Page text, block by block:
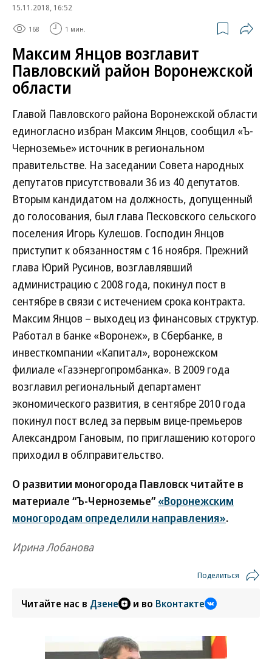
15.11.2018, 16:52
168 1 мин.
Максим Янцов возглавит
Павловский район Воронежской
области
Главой Павловского района Воронежской области
единогласно избран Максим Янцов, сообщил «Ъ-
Черноземье» источник в региональном
правительстве. На заседании Совета народных
депутатов присутствовали 36 из 40 депутатов.
Вторым кандидатом на должность, допущенный
до голосования, был глава Песковского сельского
поселения Игорь Кулешов. Господин Янцов
приступит к обязанностям с 16 ноября. Прежний
глава Юрий Русинов, возглавлявший
администрацию с 2008 года, покинул пост в
сентябре в связи с истечением срока контракта.
Максим Янцов – выходец из финансовых структур.
Работал в банке «Воронеж», в Сбербанке, в
инвесткомпании «Капитал», воронежском
филиале «Газэнергопромбанка». В 2009 года
возглавил региональный департамент
экономического развития, в сентябре 2010 года
покинул пост вслед за первым вице-премьеров
Александром Гановым, по приглашению которого
приходил в облправительство.
О развитии моногорода Павловск читайте в
материале “Ъ-Черноземье” «Воронежским
моногородам определили направления».
Ирина Лобанова
Поделиться
Читайте нас в Дзене и во Вконтакте